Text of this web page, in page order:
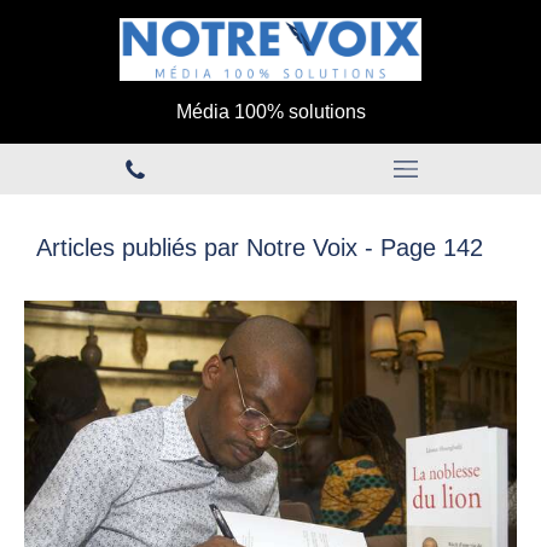
Média 100% solutions
Articles publiés par Notre Voix - Page 142